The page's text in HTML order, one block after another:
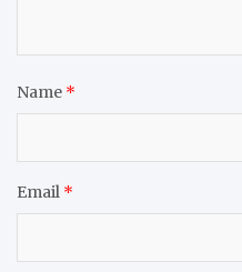
Name *
Email *